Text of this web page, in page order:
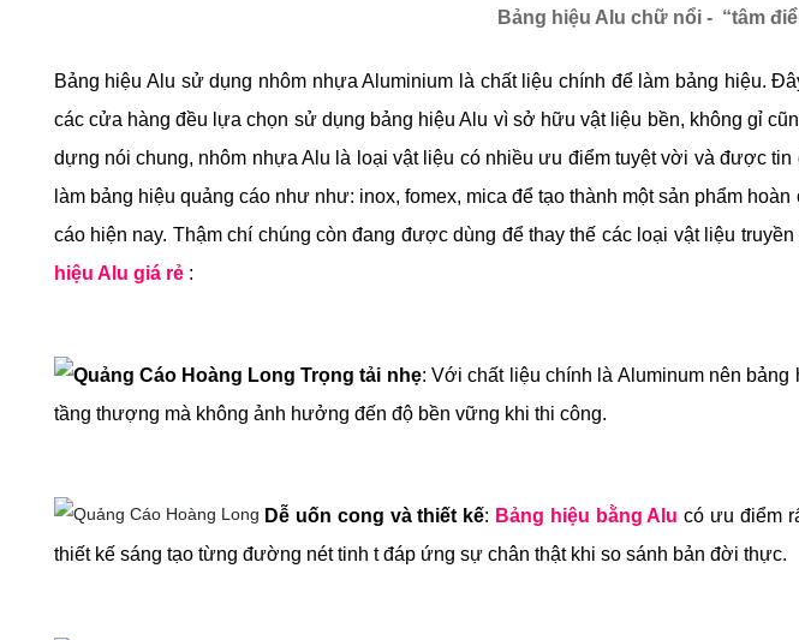
Bảng hiệu Alu chữ nổi - “tâm
Bảng hiệu Alu sử dụng nhôm nhựa Aluminium là chất liệu chính để làm bảng hiệu.
các cửa hàng đều lựa chọn sử dụng bảng hiệu Alu vì sở hữu vật liệu bền, không gỉ
dựng nói chung, nhôm nhựa Alu là loại vật liệu có nhiều ưu điểm tuyệt vời và được
làm bảng hiệu quảng cáo như như: inox, fomex, mica để tạo thành một sản phẩm
cáo hiện nay. Thậm chí chúng còn đang được dùng để thay thế các loại vật liệu
hiệu Alu giá rẻ:
Trọng tải nhẹ: Với chất liệu chính là Aluminum nên
tầng thượng mà không ảnh hưởng đến độ bền vững khi thi công.
Dễ uốn cong và thiết kế: Bảng hiệu bằng Alu có ưu điểm
thiết kế sáng tạo từng đường nét tinh t đáp ứng sự chân thật khi so sánh bản đời thực.